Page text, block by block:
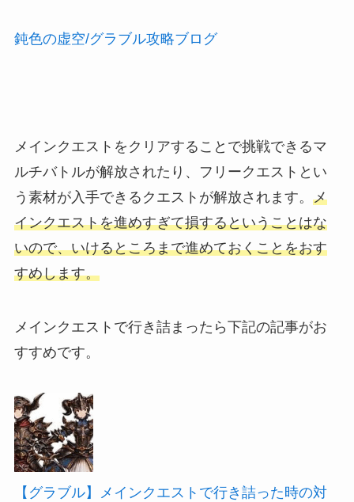
鈍色の虚空/グラブル攻略ブログ
メインクエストをクリアすることで挑戦できるマ
ルチバトルが解放されたり、フリークエストとい
う素材が入手できるクエストが解放されます。 メ
インクエストを進めすぎて損するということはな
いので、いけるところまで進めておくことをおす
すめします。
メインクエストで行き詰まったら下記の記事がお
すすめです。
【グラブル】メインクエストで行き詰った時の対